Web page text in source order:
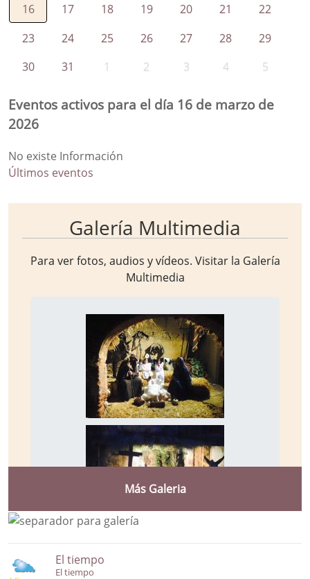
16 17 18 19 20 21
22
23
24 25 26 27 28
29
30
31 1 2 3 4 5
Eventos activos para el día 16 de marzo de
2026
No existe Información
Últimos eventos
Galería Multimedia
Para ver fotos, audios y vídeos. Visitar la Galería
Multimedia
Más Galeria
El tiempo
El tiempo